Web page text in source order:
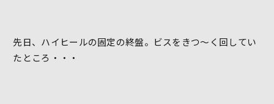
先日、ハイヒールの固定の終盤。ビスをきつ～く回してい
たところ・・・